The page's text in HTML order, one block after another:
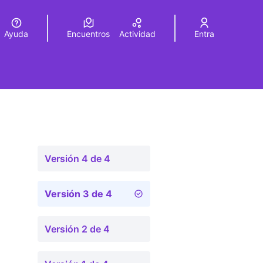
Elegir el idioma Choose language
Ayuda Encuentros Actividad Entra
Versión 4 de 4
Versión 3 de 4
Versión 2 de 4